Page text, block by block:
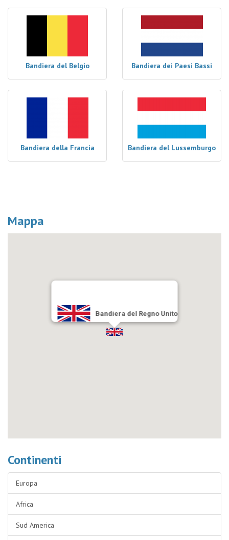
Bandiera del Belgio Bandiera dei Paesi Bassi
Bandiera della Francia Bandiera del Lussemburgo
Mappa
Bandiera del Regno Unito
Continenti
Europa
Africa
Sud America